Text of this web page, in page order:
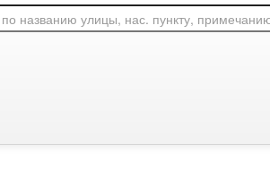
страница